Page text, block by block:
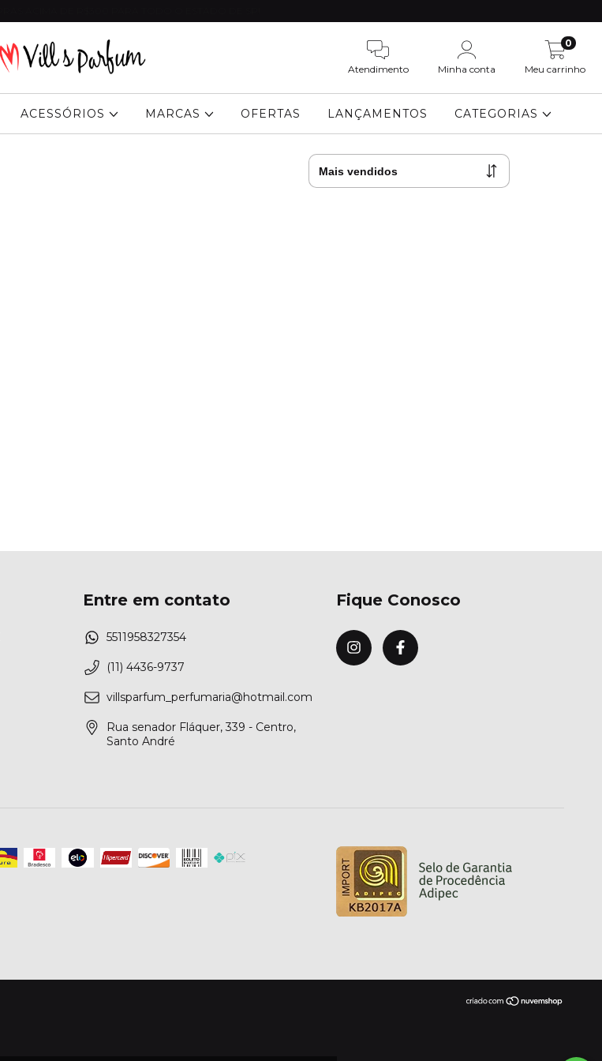
Atendimento Minha conta Meu carrinho
0
ACESSÓRIOS MARCAS OFERTAS LANÇAMENTOS CATEGORIAS
Entre em contato
5511958327354
(11) 4436-9737
villsparfum_perfumaria@hotmail.com
Rua senador Fláquer, 339 - Centro,
Santo André
Fique Conosco